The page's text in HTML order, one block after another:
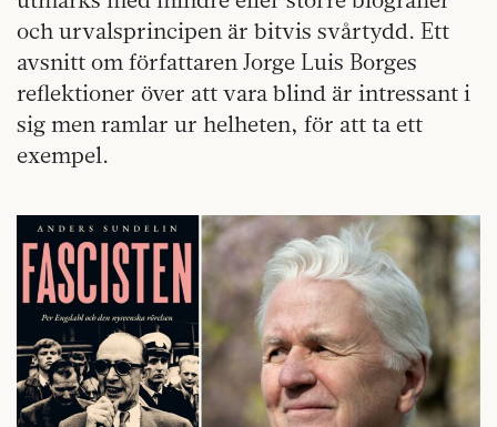
och urvalsprincipen är bitvis svårtydd. Ett
avsnitt om författaren Jorge Luis Borges
reflektioner över att vara blind är intressant i
sig men ramlar ur helheten, för att ta ett
exempel.